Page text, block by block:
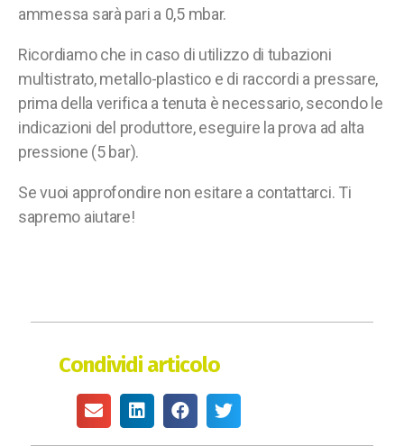
ammessa sarà pari a 0,5 mbar.
Ricordiamo che in caso di utilizzo di tubazioni
multistrato, metallo-plastico e di raccordi a pressare,
prima della verifica a tenuta è necessario, secondo le
indicazioni del produttore, eseguire la prova ad alta
pressione (5 bar).
Se vuoi approfondire non esitare a contattarci. Ti
sapremo aiutare!
Condividi articolo